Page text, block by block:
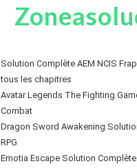
Solution Complète AEM NCIS
tous les chapitres
Avatar Legends The Fighting
Combat
Dragon Sword Awakening
RPG
Emotia Escape Solution